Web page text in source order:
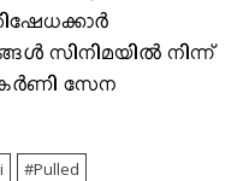
സിനിമയിൽ നിന്ന്
സേന
Pulled